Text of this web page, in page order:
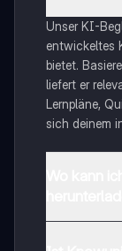
Unser KI-
entwickeltes
bietet.
liefert er
Lernpläne,
sich deinem